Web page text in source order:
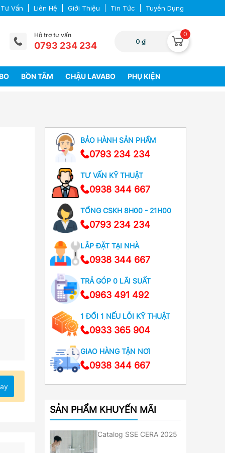
Vấn Liên Hệ Giới Thiệu Tin Tức Tuyển Dụng
Hỗ trợ tư vấn
0793 234 234 0 ₫
0
BỒN TẮM CHẬU LAVABO PHỤ KIỆN
BẢO HÀNH SẢN PHẨM
0793 234 234
TƯ VẤN KỸ THUẬT
0938 344 667
TỔNG CSKH 8H00 - 21H00
0793 234 234
LẮP ĐẶT TẠI NHÀ
0938 344 667
TRẢ GÓP 0 LÃI SUẤT
0963 491 492
1 ĐỔI 1 NẾU LỖI KỸ THUẬT
0933 365 904
GIAO HÀNG TẬN NƠI
0938 344 667
SẢN PHẨM KHUYẾN MÃI
Catalog SSE CERA 2025